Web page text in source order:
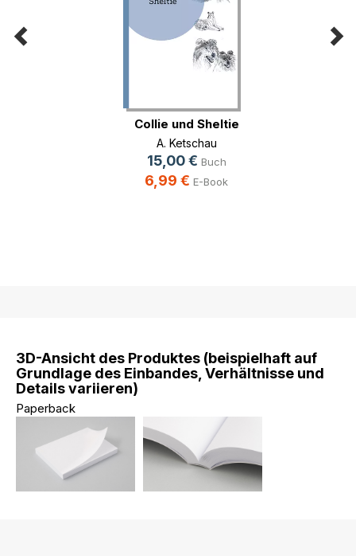
Collie und Sheltie
A. Ketschau
15,00 € Buch
6,99 € E-Book
3D-Ansicht des Produktes (beispielhaft auf
Grundlage des Einbandes, Verhältnisse und
Details variieren)
Paperback